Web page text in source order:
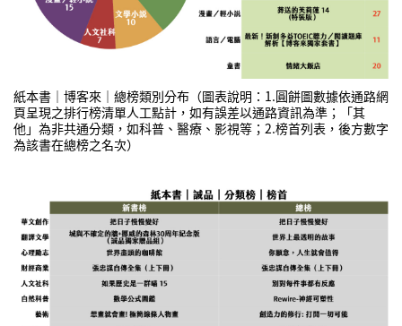
紙本書｜博客來｜總榜類別分布（圖表說明：1.圓餅圖數據依通路網
頁呈現之排行榜清單人工點計，如有誤差以通路資訊為準；「其
他」為非共通分類，如科普、醫療、影視等；2.榜首列表，後方數字
為該書在總榜之名次）